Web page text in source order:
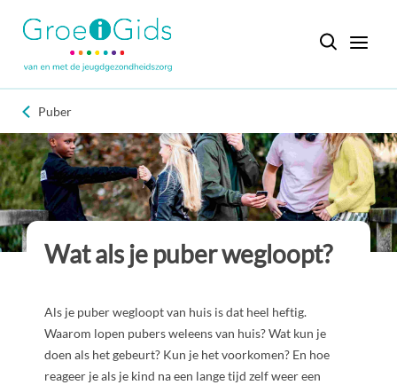
Puber
Wat als je puber wegloopt?
Als je puber wegloopt van huis is dat heel heftig.
Waarom lopen pubers weleens van huis? Wat kun je
doen als het gebeurt? Kun je het voorkomen? En hoe
reageer je als je kind na een lange tijd zelf weer een